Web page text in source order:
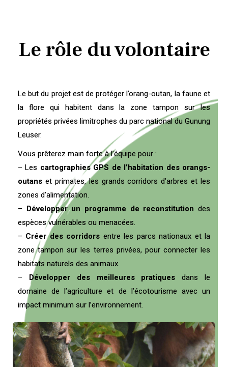
Le rôle du volontaire
Le but du projet est de protéger l’orang-outan, la faune et
la flore qui habitent dans la zone tampon sur les
propriétés privées limitrophes du parc national du Gunung
Leuser.
Vous prêterez main forte à l’équipe pour :
– Les cartographies GPS de l’habitation des orangs-
outans et primates, les grands corridors d’arbres et les
zones d’alimentation.
– Développer un programme de reconstitution des
espèces vulnérables ou menacées.
– Créer des corridors entre les parcs nationaux et la
zone tampon sur les terres privées, pour connecter les
habitats naturels des animaux.
– Développer des meilleures pratiques dans le
domaine de l’agriculture et de l’écotourisme avec un
impact minimum sur l’environnement.